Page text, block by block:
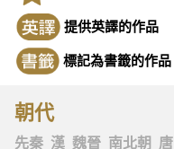
提供英譯的作品
標記為書籤的作品
朝代
先秦 漢 魏晉 南北朝 唐